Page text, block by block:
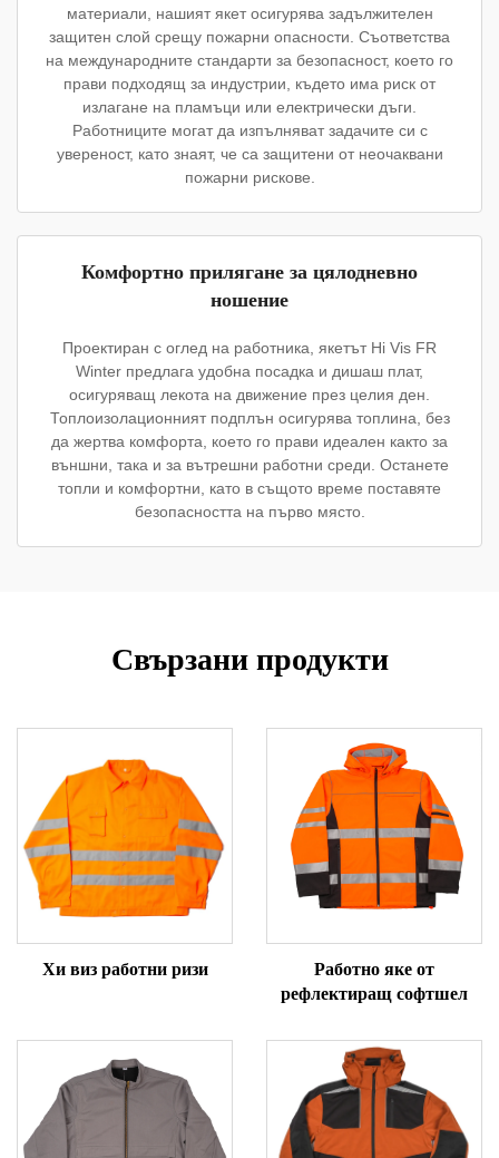
материали, нашият якет осигурява задължителен
защитен слой срещу пожарни опасности. Съответства
на международните стандарти за безопасност, което го
прави подходящ за индустрии, където има риск от
излагане на пламъци или електрически дъги.
Работниците могат да изпълняват задачите си с
увереност, като знаят, че са защитени от неочаквани
пожарни рискове.
Комфортно прилягане за цялодневно
ношение
Проектиран с оглед на работника, якетът Hi Vis FR
Winter предлага удобна посадка и дишаш плат,
осигуряващ лекота на движение през целия ден.
Топлоизолационният подплън осигурява топлина, без
да жертва комфорта, което го прави идеален както за
външни, така и за вътрешни работни среди. Останете
топли и комфортни, като в същото време поставяте
безопасността на първо място.
Свързани продукти
Хи виз работни ризи
Работно яке от
рефлектиращ софтшел